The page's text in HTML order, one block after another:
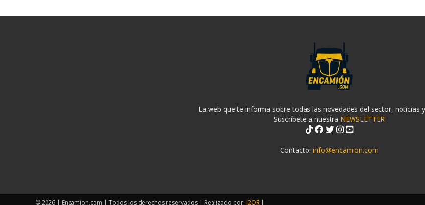
La web que te informa sobre todas las novedades del sector, noticias
Suscríbete a nuestra NEWSLETTER
Contacto: info@encamion.com
© 2026 | Encamion.com | Todos los derechos reservados | Realizado por: J2OR |